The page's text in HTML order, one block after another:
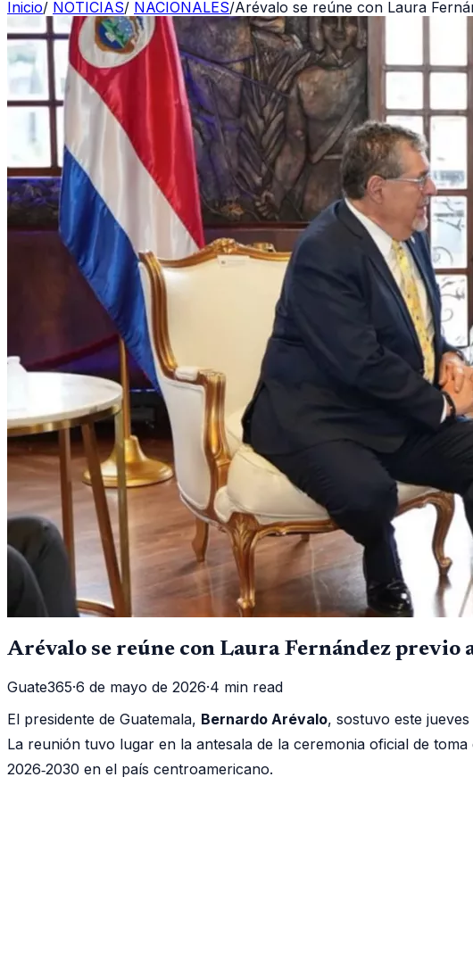
Inicio/ NOTICIAS/ NACIONALES/Arévalo se reúne con Laura
Arévalo se reúne con Laura Fernández previo
Guate365·6 de mayo de 2026·4 min read
El presidente de Guatemala, Bernardo Arévalo, sostuvo este
La reunión tuvo lugar en la antesala de la ceremonia oficial de
2026‑2030 en el país centroamericano.